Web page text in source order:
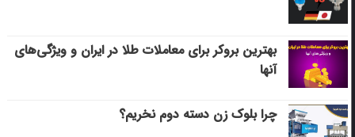
بهترین بروکر برای معاملات طلا در ایران و ویژگی‌های
آنها
چرا بلوک زن دسته دوم نخریم؟